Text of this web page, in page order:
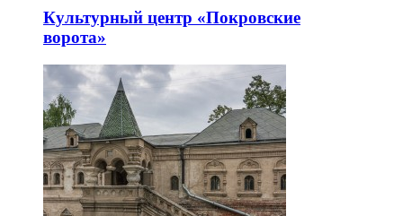
Культурный центр «Покровские
ворота»